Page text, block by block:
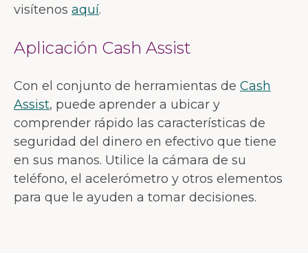
visítenos aquí.
Aplicación Cash Assist
Con el conjunto de herramientas de Cash
Assist, puede aprender a ubicar y
comprender rápido las características de
seguridad del dinero en efectivo que tiene
en sus manos. Utilice la cámara de su
teléfono, el acelerómetro y otros elementos
para que le ayuden a tomar decisiones.